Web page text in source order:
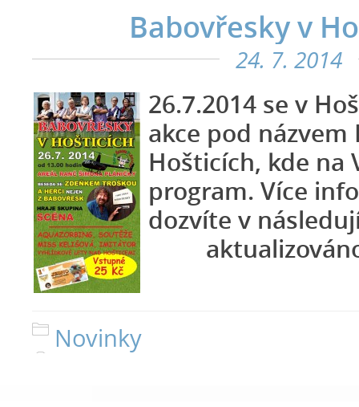
Babovřesky v
24. 7. 2014
26.7.2014 se v
akce pod názvem
Hošticích, kde na
program. Více
dozvíte v
aktualizováno
Novinky